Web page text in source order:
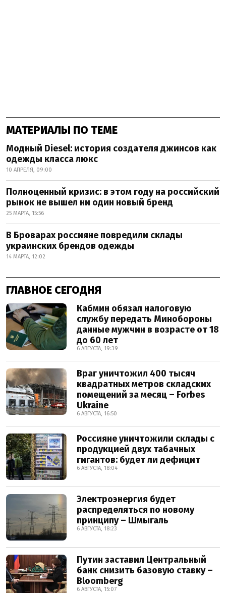
МАТЕРИАЛЫ ПО ТЕМЕ
Модный Diesel: история создателя джинсов как
одежды класса люкс
10 АПРЕЛЯ, 09:00
Полноценный кризис: в этом году на российский
рынок не вышел ни один новый бренд
25 МАРТА, 15:56
В Броварах россияне повредили склады
украинских брендов одежды
14 МАРТА, 12:02
ГЛАВНОЕ СЕГОДНЯ
Кабмин обязал налоговую
службу передать Минобороны
данные мужчин в возрасте от 18
до 60 лет
6 АВГУСТА, 19:39
Враг уничтожил 400 тысяч
квадратных метров складских
помещений за месяц – Forbes
Ukraine
6 АВГУСТА, 16:50
Россияне уничтожили склады с
продукцией двух табачных
гигантов: будет ли дефицит
6 АВГУСТА, 18:04
Электроэнергия будет
распределяться по новому
принципу – Шмыгаль
6 АВГУСТА, 18:23
Путин заставил Центральный
банк снизить базовую ставку –
Bloomberg
6 АВГУСТА, 15:07